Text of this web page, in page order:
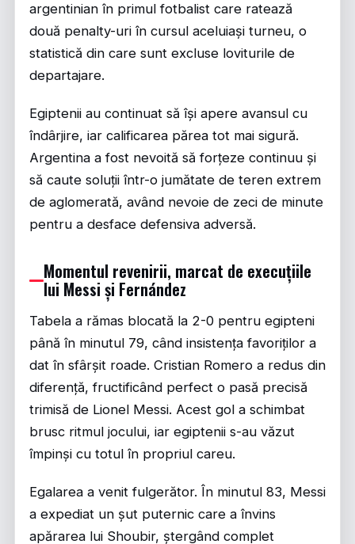
argentinian în primul fotbalist care ratează
două penalty-uri în cursul aceluiași turneu, o
statistică din care sunt excluse loviturile de
departajare.
Egiptenii au continuat să își apere avansul cu
îndârjire, iar calificarea părea tot mai sigură.
Argentina a fost nevoită să forțeze continuu și
să caute soluții într-o jumătate de teren extrem
de aglomerată, având nevoie de zeci de minute
pentru a desface defensiva adversă.
Momentul revenirii, marcat de execuțiile
lui Messi și Fernández
Tabela a rămas blocată la 2-0 pentru egipteni
până în minutul 79, când insistența favoriților a
dat în sfârșit roade. Cristian Romero a redus din
diferență, fructificând perfect o pasă precisă
trimisă de Lionel Messi. Acest gol a schimbat
brusc ritmul jocului, iar egiptenii s-au văzut
împinși cu totul în propriul careu.
Egalarea a venit fulgerător. În minutul 83, Messi
a expediat un șut puternic care a învins
apărarea lui Shoubir, ștergând complet